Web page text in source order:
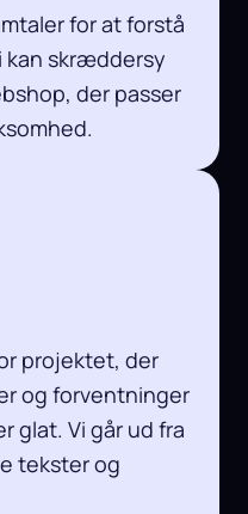
for at forstå
kan skræddersy
der passer
projektet, der
og forventninger
glat. Vi går ud fra
tekster og